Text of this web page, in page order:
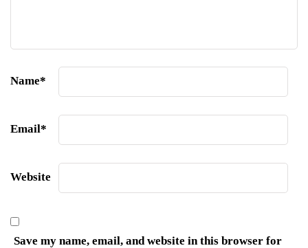
Name*
Email*
Website
Save my name, email, and website in this browser for